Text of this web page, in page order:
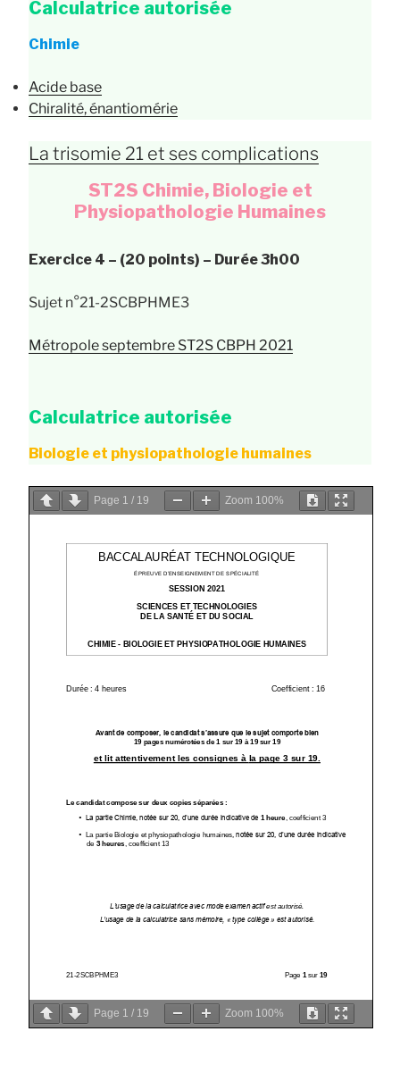
Calculatrice autorisée
Chimie
Acide base
Chiralité, énantiomérie
La trisomie 21 et ses complications
ST2S Chimie, Biologie et
Physiopathologie Humaines
Exercice 4 – (20 points) – Durée 3h00
Sujet n°21-2SCBPHME3
Métropole septembre ST2S CBPH 2021
Calculatrice autorisée
Biologie et physiopathologie humaines
Page 1 / 19 Zoom 100%
Page 1 / 19 Zoom 100%